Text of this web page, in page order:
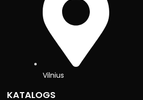
Vilnius
KATALOGS